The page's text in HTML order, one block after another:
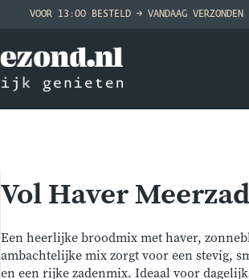
VOOR 13:00 BESTELD → VANDAAG VERZONDEN
Vol Haver
Een heerlijke broodmix met haver,
ambachtelijke mix zorgt voor een stevig,
en een rijke zadenmix. Ideaal voor